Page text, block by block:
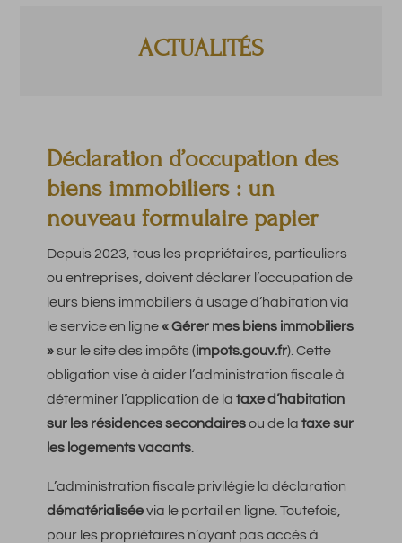
ACTUALITÉS
Déclaration d’occupation des
biens immobiliers : un
nouveau formulaire papier
Depuis 2023, tous les propriétaires, particuliers
ou entreprises, doivent déclarer l’occupation de
leurs biens immobiliers à usage d’habitation via
le service en ligne« Gérer mes biens immobiliers
»sur le site des impôts (impots.gouv.fr). Cette
obligation vise à aider l’administration fiscale à
déterminer l’application de lataxe d’habitation
sur les résidences secondairesou de lataxe sur
les logements vacants
L’administration fiscale privilégie la déclaration
dématérialiséevia le portail en ligne. Toutefois,
pour les propriétaires n’ayant pas accès à